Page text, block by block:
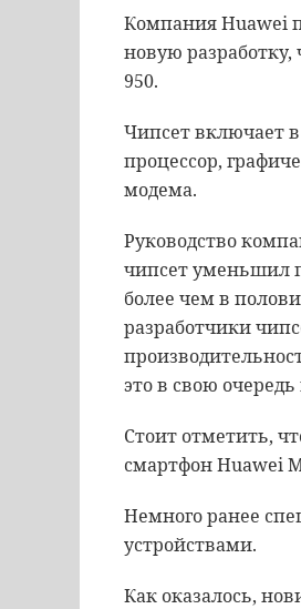
Компания Huawei
новую
950.
Чипсет включает
процессор,
модема.
Руководство
чипсет уменьшил
более чем в
разработчики
это в свою
Стоит отметить,
смартфон Huawei
Немного ранее
устройствами.
Как оказалось,